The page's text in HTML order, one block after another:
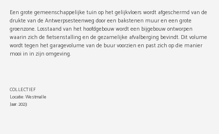
Een grote gemeenschappelijke tuin op het gelijkvloers wordt afgeschermd van de
drukte van de Antwerpsesteenweg door een bakstenen muur en een grote
groenzone. Losstaand van het hoofdgebouw wordt een bijgebouw ontworpen
waarin zich de fietsenstalling en de gezamelijke afvalberging bevindt. Dit volume
wordt tegen het garagevolume van de buur voorzien en past zich op die manier
mooi in in zijn omgeving.
COLLECTIEF
Locatie: Westmalle
Jaar: 2023